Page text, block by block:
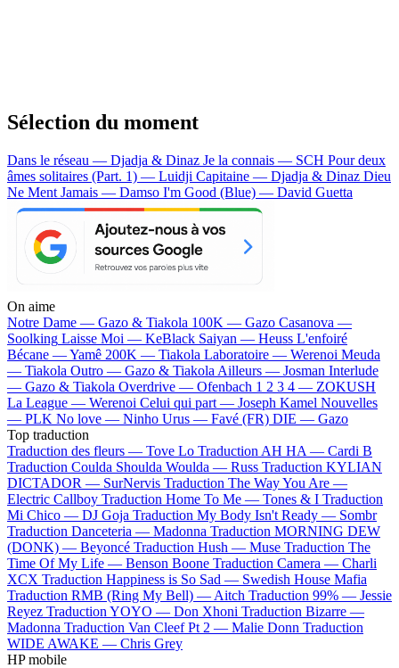
Sélection du moment
Dans le réseau — Djadja & Dinaz Je la connais — SCH Pour deux
âmes solitaires (Part. 1) — Luidji Capitaine — Djadja & Dinaz Dieu
Ne Ment Jamais — Damso I'm Good (Blue) — David Guetta
On aime
Notre Dame — Gazo & Tiakola 100K — Gazo Casanova —
Soolking Laisse Moi — KeBlack Saiyan — Heuss L'enfoiré
Bécane —Yamê 200K — Tiakola Laboratoire — Werenoi Meuda
— Tiakola Outro — Gazo & Tiakola Ailleurs — Josman Interlude
— Gazo & Tiakola Overdrive — Ofenbach 1 2 3 4 — ZOKUSH
La League — Werenoi Celui qui part — Joseph Kamel Nouvelles
— PLK No love — Ninho Urus — Favé (FR) DIE — Gazo
Top traduction
Traduction des fleurs — Tove Lo Traduction AH HA — Cardi B
Traduction Coulda Shoulda Woulda — Russ Traduction KYLIAN
DICTADOR — SurNervis Traduction The Way You Are —
Electric Callboy Traduction Home To Me — Tones & I Traduction
Mi Chico — DJ Goja Traduction My Body Isn't Ready — Sombr
Traduction Danceteria — Madonna Traduction MORNING DEW
(DONK) — Beyoncé Traduction Hush — Muse Traduction The
Time Of My Life — Benson Boone Traduction Camera — Charli
XCX Traduction Happiness is So Sad — Swedish House Mafia
Traduction RMB (Ring My Bell) — Aitch Traduction 99% — Jessie
Reyez Traduction YOYO — Don Xhoni Traduction Bizarre —
Madonna Traduction Van Cleef Pt 2 — Malie Donn Traduction
WIDE AWAKE — Chris Grey
HP mobile